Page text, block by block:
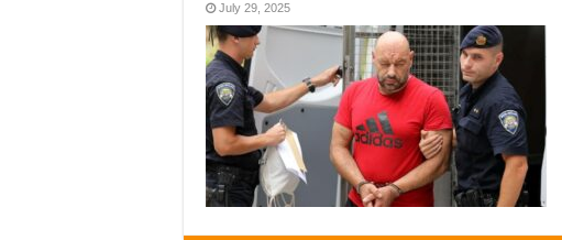
July 29, 2025